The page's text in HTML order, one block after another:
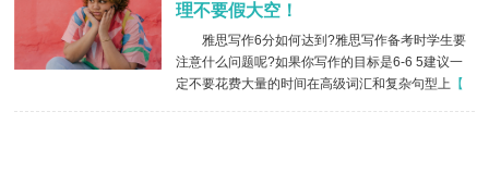
理不要假大空！
雅思写作6分如何达到?雅思写作备考时学生要
注意什么问题呢?如果你写作的目标是6-6 5建议一
定不要花费大量的时间在高级词汇和复杂句型上【